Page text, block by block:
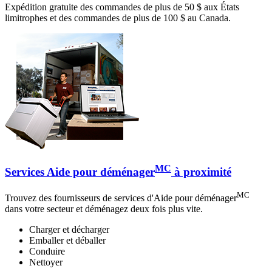
Expédition gratuite des commandes de plus de 50 $ aux États
limitrophes et des commandes de plus de 100 $ au Canada.
Services Aide pour déménagerMC à proximité
Trouvez des fournisseurs de services d'Aide pour déménagerMC
dans votre secteur et déménagez deux fois plus vite.
Charger et décharger
Emballer et déballer
Conduire
Nettoyer